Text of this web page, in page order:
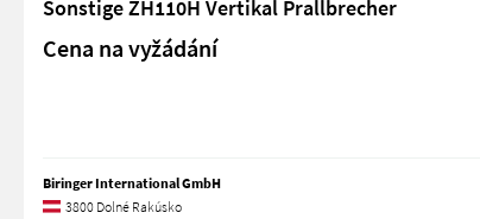
Sonstige ZH110H Vertikal Prallbrecher
Cena na vyžádání
Biringer International GmbH
3800 Dolné Rakúsko